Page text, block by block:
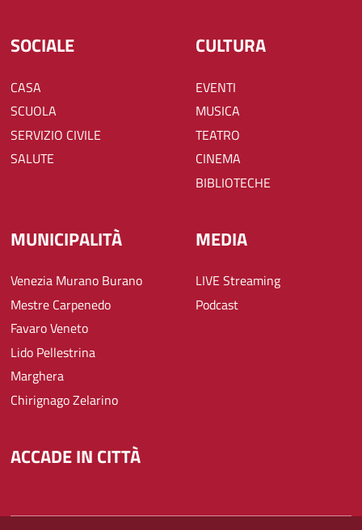
SOCIALE
CASA
SCUOLA
SERVIZIO CIVILE
SALUTE
CULTURA
EVENTI
MUSICA
TEATRO
CINEMA
BIBLIOTECHE
MUNICIPALITÀ
Venezia Murano Burano
Mestre Carpenedo
Favaro Veneto
Lido Pellestrina
Marghera
Chirignago Zelarino
MEDIA
LIVE Streaming
Podcast
ACCADE IN CITTÀ